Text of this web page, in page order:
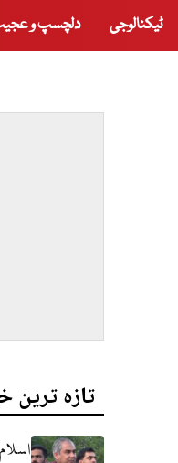
ٹیکنالوجی دلچسپ و
تازہ ترین